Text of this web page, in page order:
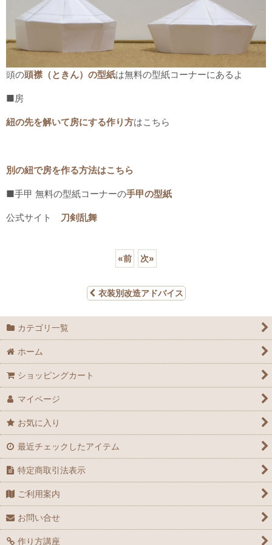
頭の頭襟（ときん）の型紙は無料の型紙コーナーにあるよ
■房
紐の先を解いて房にする作り方はこちら
別の紐で房を作る方法はこちら
■手甲 無料の型紙コーナーの手甲の型紙
公式サイト 刀剣乱舞
«前 次»
衣装別改造アドバイス
カテゴリ一覧
ホーム
ショッピングカート
マイページ
お気に入り
最近チェックしたアイテム
特定商取引法表示
ご利用案内
お問い合せ
作り方講座